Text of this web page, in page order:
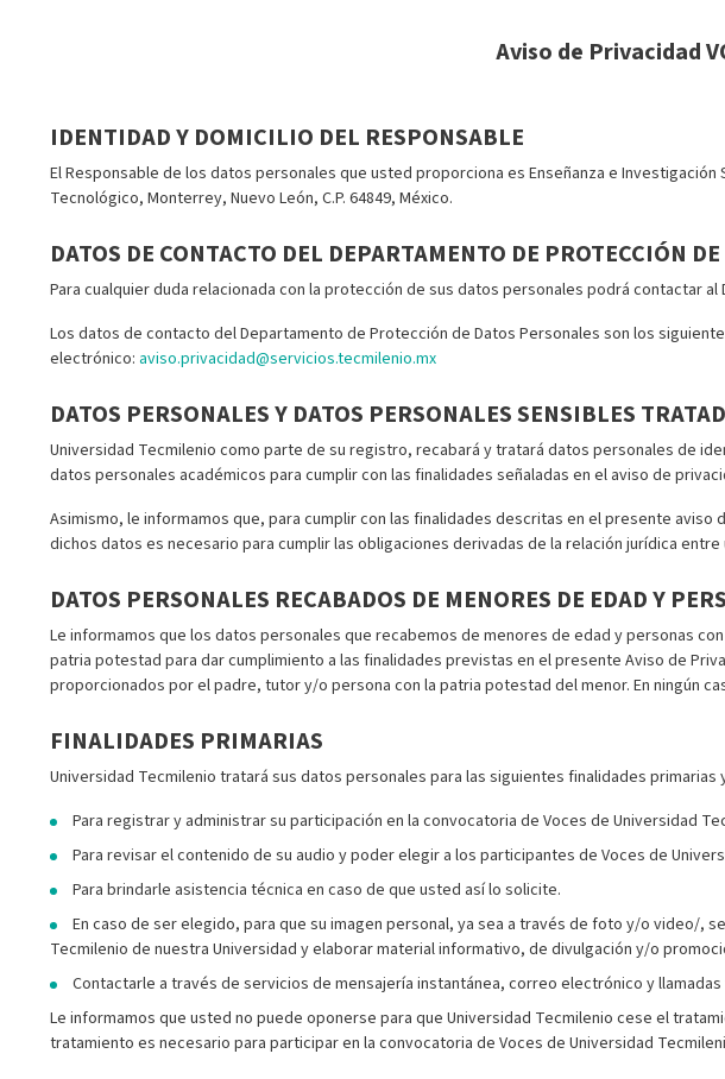
Aviso de Privacidad
IDENTIDAD Y DOMICILIO DEL RESPONSABLE
El Responsable de los datos personales que usted proporciona es Enseñanza e Investigación
Tecnológico, Monterrey, Nuevo León, C.P. 64849, México.
DATOS DE CONTACTO DEL DEPARTAMENTO DE PROTECCIÓN
Para cualquier duda relacionada con la protección de sus datos personales podrá contactar
Los datos de contacto del Departamento de Protección de Datos Personales son los
electrónico: aviso.privacidad@servicios.tecmilenio.mx
DATOS PERSONALES Y DATOS PERSONALES SENSIBLES
Universidad Tecmilenio como parte de su registro, recabará y tratará datos personales de
datos personales académicos para cumplir con las finalidades señaladas en el aviso de
Asimismo, le informamos que, para cumplir con las finalidades descritas en el presente
dichos datos es necesario para cumplir las obligaciones derivadas de la relación jurídica
DATOS PERSONALES RECABADOS DE MENORES DE EDAD Y
Le informamos que los datos personales que recabemos de menores de edad y personas
patria potestad para dar cumplimiento a las finalidades previstas en el presente Aviso de
proporcionados por el padre, tutor y/o persona con la patria potestad del menor. En ningún
FINALIDADES PRIMARIAS
Universidad Tecmilenio tratará sus datos personales para las siguientes finalidades primarias
Para registrar y administrar su participación en la convocatoria de Voces de Universidad
Para revisar el contenido de su audio y poder elegir a los participantes de Voces de
Para brindarle asistencia técnica en caso de que usted así lo solicite.
En caso de ser elegido, para que su imagen personal, ya sea a través de foto y/o video/,
Tecmilenio de nuestra Universidad y elaborar material informativo, de divulgación y/o
Contactarle a través de servicios de mensajería instantánea, correo electrónico y
Le informamos que usted no puede oponerse para que Universidad Tecmilenio cese el
tratamiento es necesario para participar en la convocatoria de Voces de Universidad